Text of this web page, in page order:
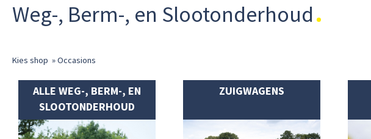
Weg-, Berm-, en Slootonderhoud
Kies shop »Occasions
ALLE WEG-, BERM-, EN
SLOOTONDERHOUD
ZUIGWAGENS